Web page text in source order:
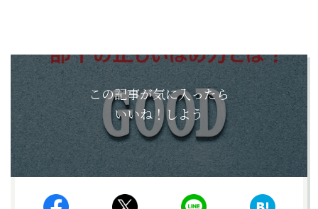
この記事が気に入ったら
いいね！しよう